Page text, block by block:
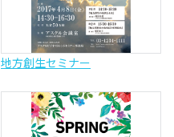
地方創生セミナー